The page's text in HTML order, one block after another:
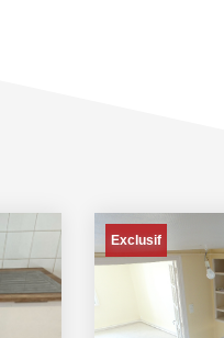
Exclusif